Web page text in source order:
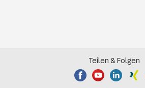
Teilen & Folgen